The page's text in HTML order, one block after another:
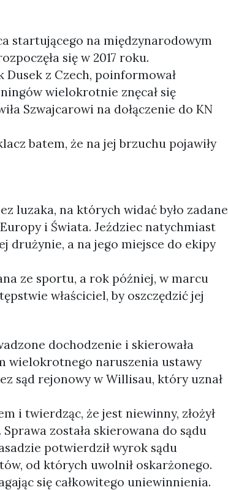
startującego na międzynarodowym
się w 2017 roku.
Dusek z Czech, poinformował
wielokrotnie znęcał się
Szwajcarowi na dołączenie do KN
batem, że na jej brzuchu pojawiły
luzaka, na których widać było zadane
i Świata. Jeździec natychmiast
drużynie, a na jego miejsce do ekipy
ze sportu, a rok później, w marcu
właściciel, by oszczędzić jej
dochodzenie i skierowała
wielokrotnego naruszenia ustawy
sąd rejonowy w Willisau, który uznał
i twierdząc, że jest niewinny, złożył
została skierowana do sądu
potwierdził wyrok sądu
od których uwolnił oskarżonego.
się całkowitego uniewinnienia.